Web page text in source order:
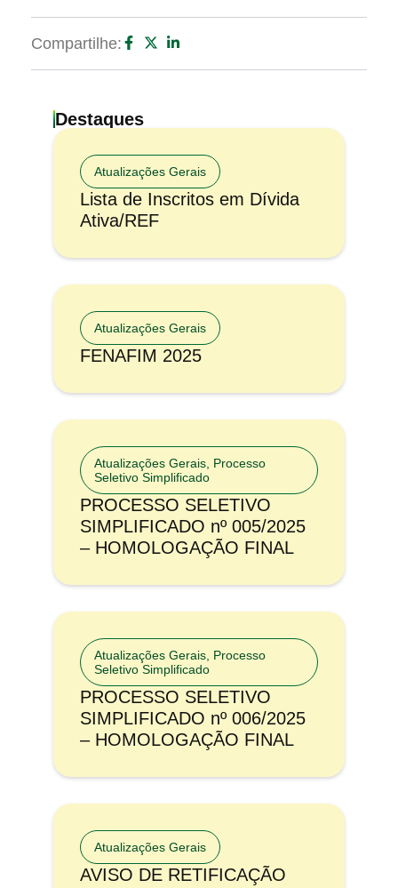
Compartilhe:
Destaques
Atualizações Gerais
Lista de Inscritos em Dívida
Ativa/REF
Atualizações Gerais
FENAFIM 2025
Atualizações Gerais Processo
Seletivo Simplificado
PROCESSO SELETIVO
SIMPLIFICADO nº 005/2025
– HOMOLOGAÇÃO FINAL
Atualizações Gerais Processo
Seletivo Simplificado
PROCESSO SELETIVO
SIMPLIFICADO nº 006/2025
– HOMOLOGAÇÃO FINAL
Atualizações Gerais
AVISO DE RETIFICAÇÃO